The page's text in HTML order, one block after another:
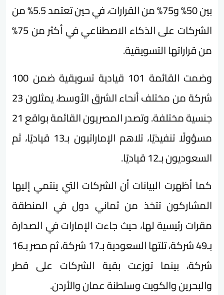
بين 50% و75% من القرارات، في حين تعتمد 5.5% من
الشركات على الذكاء الاصطناعي في أكثر من 75%
من قراراتها التسويقية.
وضمت القائمة 101 قيادية تسويقية ضمن 100
شركة من مختلف أنحاء الشرق الأوسط، يمثلون 23
جنسية مختلفة. وتصدر المصريون القائمة بواقع 21
مسؤولًا تنفيذيًا، تلاهم الإماراتيون بـ13 قياديًا، ثم
السعوديون بـ12 قياديًا.
كما أظهرت البيانات أن الشركات التي ينتمي إليها
المشاركون تتخذ من ثماني دول في المنطقة
مقرات رئيسية لها، حيث جاءت الإمارات في الصدارة
بـ49 شركة، تلتها السعودية بـ17 شركة، ثم مصر بـ16
شركة، بينما توزعت بقية الشركات على قطر
والبحرين والكويت وسلطنة عمان والأردن.